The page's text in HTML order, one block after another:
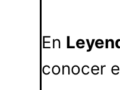
En
conocer